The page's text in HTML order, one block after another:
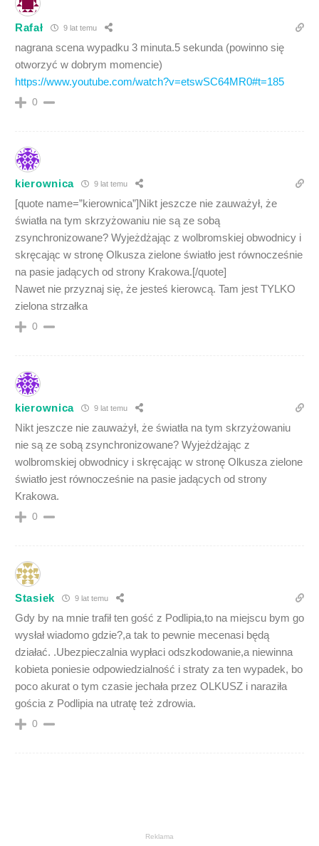
Rafał 9 lat temu
nagrana scena wypadku 3 minuta.5 sekunda (powinno się
otworzyć w dobrym momencie)
https://www.youtube.com/watch?v=etswSC64MR0#t=185
0
kierownica 9 lat temu
[quote name=”kierownica”]Nikt jeszcze nie zauważył, że
światła na tym skrzyżowaniu nie są ze sobą
zsynchronizowane? Wyjeżdżając z wolbromskiej obwodnicy i
skręcając w stronę Olkusza zielone światło jest równocześnie
na pasie jadących od strony Krakowa.[/quote]
Nawet nie przyznaj się, że jesteś kierowcą. Tam jest TYLKO
zielona strzałka
0
kierownica 9 lat temu
Nikt jeszcze nie zauważył, że światła na tym skrzyżowaniu
nie są ze sobą zsynchronizowane? Wyjeżdżając z
wolbromskiej obwodnicy i skręcając w stronę Olkusza zielone
światło jest równocześnie na pasie jadących od strony
Krakowa.
0
Stasiek 9 lat temu
Gdy by na mnie trafił ten gość z Podlipia,to na miejscu bym go
wysłał wiadomo gdzie?,a tak to pewnie mecenasi będą
działać. .Ubezpieczalnia wypłaci odszkodowanie,a niewinna
kobieta poniesie odpowiedzialność i straty za ten wypadek, bo
poco akurat o tym czasie jechała przez OLKUSZ i naraziła
gościa z Podlipia na utratę też zdrowia.
0
Reklama